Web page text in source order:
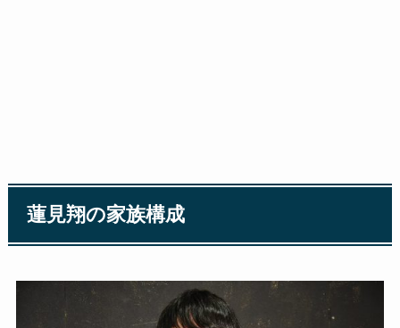
蓮見翔の家族構成